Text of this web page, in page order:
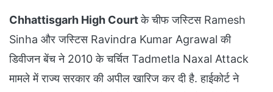
Chhattisgarh High Courtके चीफ जस्टिस Ramesh
Sinha और जस्टिस Ravindra Kumar Agrawal की
डिवीजन बेंच ने 2010 के चर्चित Tadmetla Naxal Attack
मामले में राज्य सरकार की अपील खारिज कर दी है. हाईकोर्ट ने